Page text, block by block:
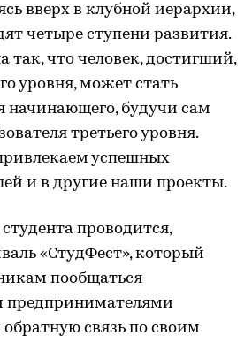
вверх в клубной иерархии,
четыре ступени развития.
так, что человек, достигший,
уровня, может стать
начинающего, будучи сам
третьего уровня.
успешных
и в другие наши проекты.
проводится,
«СтудФест», который
пообщаться
предпринимателями
связь по своим